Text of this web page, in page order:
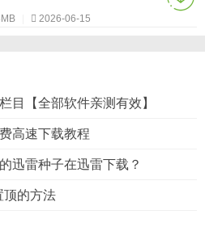
2026-06-15
目【全部软件亲测有效】
高速下载教程
迅雷种子在迅雷下载？
顶的方法